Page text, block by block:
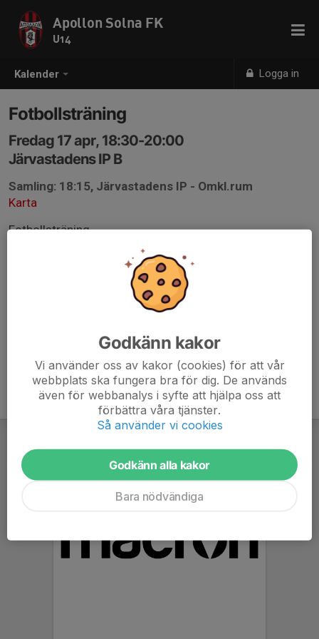
Kalender Logga in
Apollon Solna FK
U14
Fotbollsträning
Fredag 17 apr, 18:30-20:00
Järvastadens IP B
Samling: 18:15, Järvastadens IP - Omkl.rum
Karta
Fotbollsträning
Godkänn kakor
Vi använder oss av kakor (cookies) för att vår
webbplats ska fungera bra för dig. De används
även för webbanalys i syfte att hjälpa oss att
förbättra våra tjänster.
Så använder vi cookies
Godkänn alla kakor
Bara nödvändiga